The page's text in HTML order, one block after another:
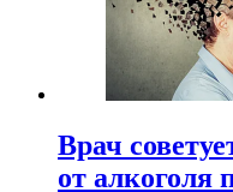
Врач
от алкоголя